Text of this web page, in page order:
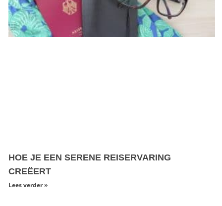
HOE JE EEN SERENE REISERVARING
CREËERT
Lees verder »